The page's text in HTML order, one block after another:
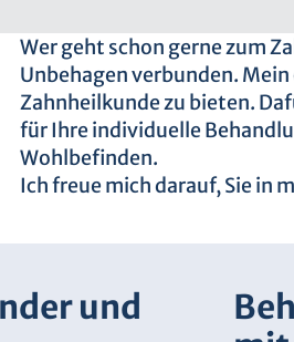
Wer geht schon gerne zum
Unbehagen verbunden.
Zahn­heilkunde zu bieten.
für Ihre individuelle
Wohlbefinden.
Ich freue mich darauf, Sie in
und